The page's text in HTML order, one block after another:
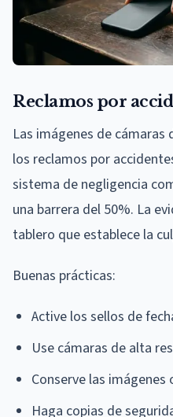
Reclamos por
Las imágenes de cámaras
los reclamos por
sistema de negligencia
una barrera del 50%. La
tablero que establece la
Buenas prácticas:
Active los sellos de
Use cámaras de alta
Conserve las
Haga copias de